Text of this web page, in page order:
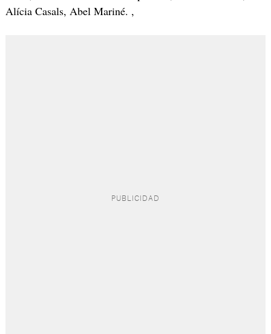
Alícia Casals, Abel Mariné. ,